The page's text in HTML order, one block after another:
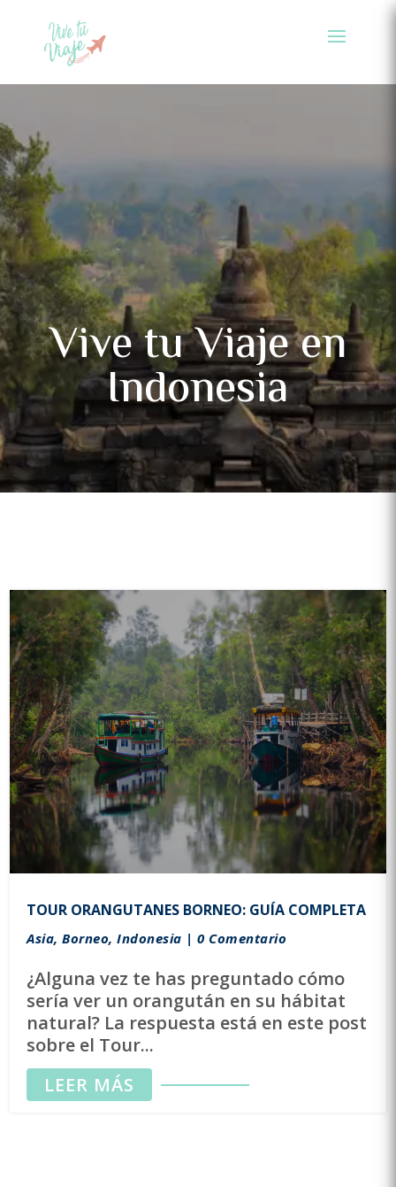
Vive tu Viaje en
Indonesia
TOUR ORANGUTANES BORNEO: GUÍA COMPLETA
Asia,Borneo,Indonesia | 0 Comentario
¿Alguna vez te has preguntado cómo
sería ver un orangután en su hábitat
natural? La respuesta está en este post
sobre el Tour...
LEER MÁS